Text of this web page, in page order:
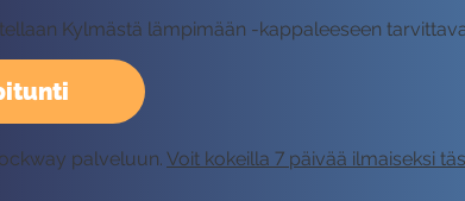
Kylmästä lämpimään -kappaleeseen
palveluun. Voit kokeilla 7 päivää ilmaiseksi